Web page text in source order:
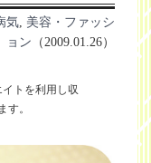
気, 美容・ファッシ
ョン （2009.01.26）
トを利用し収
す。